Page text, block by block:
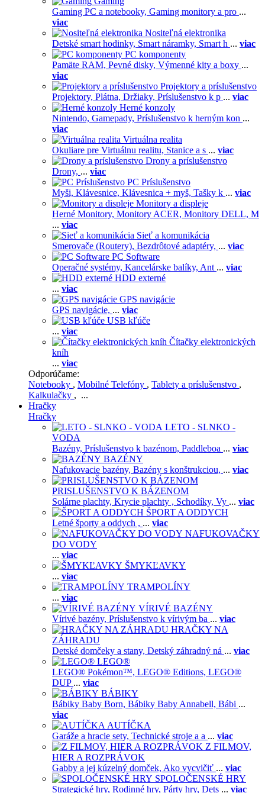
Gaming PC a notebooky, Gaming monitory a pro ...
viac
Nositeľná elektronika
Detské smart hodinky, Smart náramky, Smart h ... viac
PC komponenty
Pamäte RAM, Pevné disky, Výmenné kity a boxy ...
viac
Projektory a príslušenstvo
Projektory, Plátna, Držiaky, Príslušenstvo k p ... viac
Herné konzoly
Nintendo, Gamepady, Príslušenstvo k herným kon ...
viac
Virtuálna realita
Okuliare pre Virtuálnu realitu, Stanice a s ... viac
Drony a príslušenstvo
Drony, ... viac
PC Príslušenstvo
Myši, Klávesnice, Klávesnica + myš, Tašky k ... viac
Monitory a displeje
Herné Monitory, Monitory ACER, Monitory DELL, M
... viac
Sieť a komunikácia
Smerovače (Routery), Bezdrôtové adaptéry, ... viac
PC Software
Operačné systémy, Kancelárske balíky, Ant ... viac
HDD externé
... viac
GPS navigácie
GPS navigácie, ... viac
USB kľúče
... viac
Čítačky elektronických
kníh
... viac
Odporúčame:
Notebooky , Mobilné Telefóny , Tablety a príslušenstvo ,
Kalkulačky , ...
Hračky
Hračky
LETO - SLNKO -
VODA
Bazény, Príslušenstvo k bazénom, Paddleboa ... viac
BAZÉNY
Nafukovacie bazény, Bazény s konštrukciou, ... viac
PRISLUŠENSTVO K BÁZENOM
Solárne plachty, Krycie plachty , Schodíky, Vy ... viac
ŠPORT A ODDYCH
Letné športy a oddych , ... viac
NAFUKOVAČKY
DO VODY
... viac
ŠMYKĽAVKY
... viac
TRAMPOLÍNY
... viac
VÍRIVÉ BAZÉNY
Vírivé bazény, Príslušenstvo k vírivým ba ... viac
HRAČKY NA
ZÁHRADU
Detské domčeky a stany, Detský záhradný ná ... viac
LEGO®
LEGO® Pokémon™, LEGO® Editions, LEGO®
DUP ... viac
BÁBIKY
Bábiky Baby Born, Bábiky Baby Annabell, Bábi ...
viac
AUTÍČKA
Garáže a hracie sety, Technické stroje a a ... viac
Z FILMOV,
HIER A ROZPRÁVOK
Gabby a jej kúzelný domček, Ako vycvičiť ... viac
SPOLOČENSKÉ HRY
Strategické hry, Rodinné hry, Párty hry, Dets ... viac